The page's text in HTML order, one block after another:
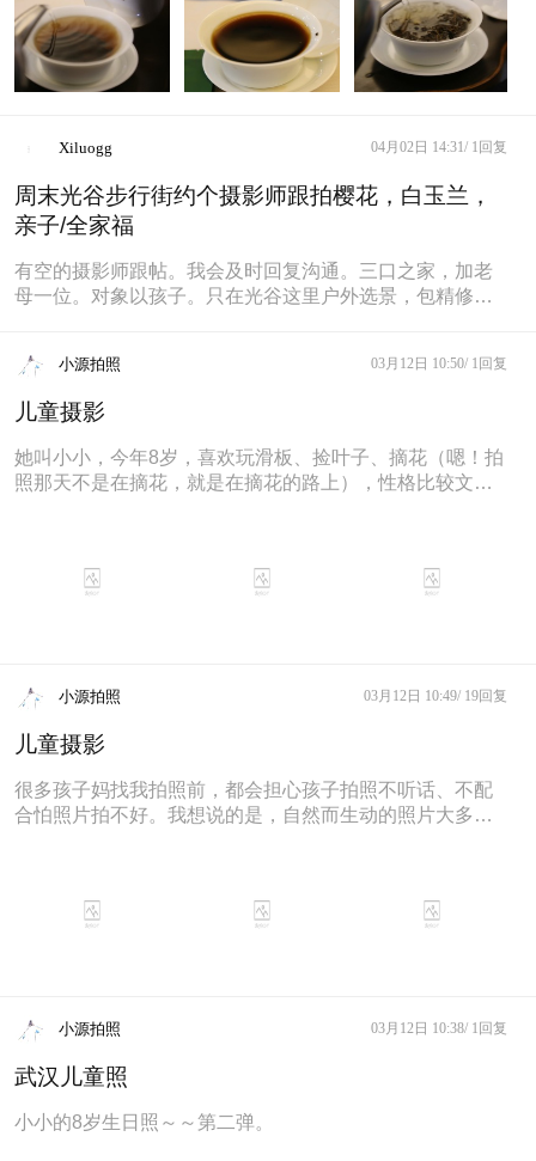
Xiluogg 04月02日 14:31/ 1回复
周末光谷步行街约个摄影师跟拍樱花，白玉兰，
亲子/全家福
有空的摄影师跟帖。我会及时回复沟通。三口之家，加老
母一位。对象以孩子。只在光谷这里户外选景，包精修若
小源拍照 03月12日 10:50/ 1回复
儿童摄影
她叫小小，今年8岁，喜欢玩滑板、捡叶子、摘花（嗯！拍
照那天不是在摘花，就是在摘花的路上），性格比较文静
小源拍照 03月12日 10:49/ 19回复
儿童摄影
很多孩子妈找我拍照前，都会担心孩子拍照不听话、不配
合怕照片拍不好。我想说的是，自然而生动的照片大多数
小源拍照 03月12日 10:38/ 1回复
武汉儿童照
小小的8岁生日照～～第二弹。